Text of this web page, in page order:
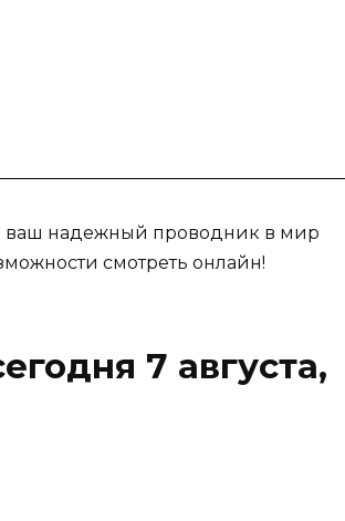
ваш надежный проводник в мир
смотреть онлайн!
7 августа,